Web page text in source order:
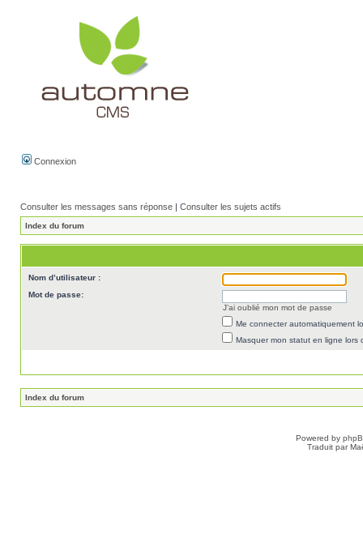
Connexion
Consulter les messages sans réponse | Consulter les sujets actifs
Index du forum
Nom d’utilisateur :
Mot de passe:
J’ai oublié mon mot de passe
Me connecter automatiquement
Masquer mon statut en ligne lors
Index du forum
Powered by
Traduit par